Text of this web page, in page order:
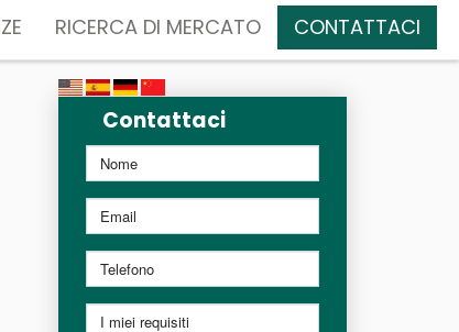
RICERCA DI MERCATO CONTATTACI
Contattaci